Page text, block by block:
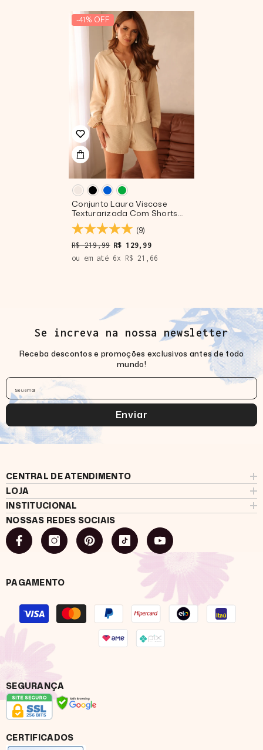
-41% OFF
Conjunto Laura Viscose
Texturarizada Com Shorts
Básico Bolsos Laterais E
Blusa Com Manga Longa
Laços Busto Leves- Areia
(9)
R$ 219,99 R$ 129,99
ou em até 6x R$ 21,66
Se increva na nossa newsletter
Receba descontos e promoções exclusivos antes de todo
mundo!
Seu email
Enviar
CENTRAL DE ATENDIMENTO
LOJA
INSTITUCIONAL
NOSSAS REDES SOCIAIS
PAGAMENTO
pagamento
SEGURANÇA
CERTIFICADOS